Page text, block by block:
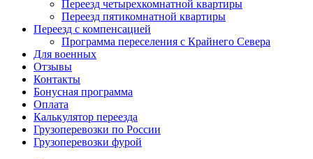
Переезд четырехкомнатной квартиры
Переезд пятикомнатной квартиры
Переезд с компенсацией
Программа переселения с Крайнего Севера
Для военных
Отзывы
Контакты
Бонусная программа
Оплата
Калькулятор переезда
Грузоперевозки по России
Грузоперевозки фурой